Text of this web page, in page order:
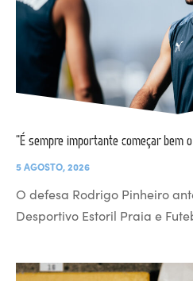
“É sempre importante começar bem
5 AGOSTO, 2026
O defesa Rodrigo Pinheiro
Desportivo Estoril Praia e